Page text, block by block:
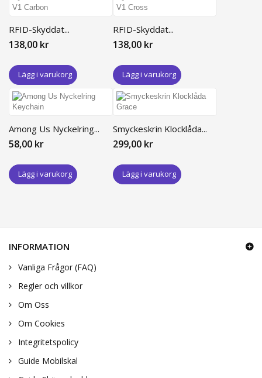
RFID-Skyddat...
138,00 kr
Lägg i varukorg
RFID-Skyddat...
138,00 kr
Lägg i varukorg
Among Us Nyckelring...
58,00 kr
Lägg i varukorg
Smyckeskrin Klocklåda...
299,00 kr
Lägg i varukorg
INFORMATION
Vanliga Frågor (FAQ)
Regler och villkor
Om Oss
Om Cookies
Integritetspolicy
Guide Mobilskal